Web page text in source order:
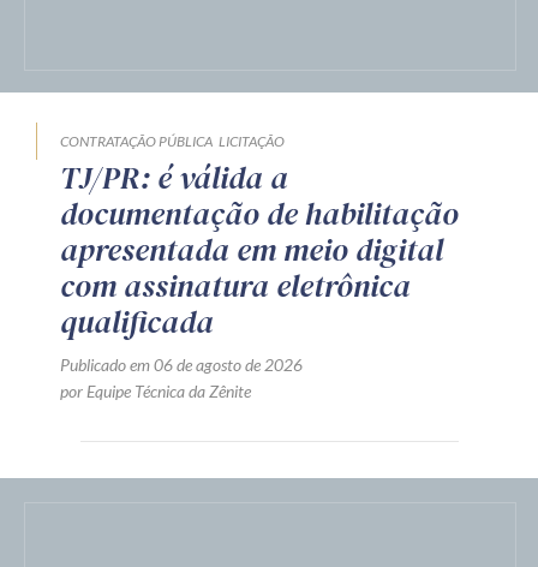
CONTRATAÇÃO PÚBLICA LICITAÇÃO
TJ/PR: é válida a
documentação de habilitação
apresentada em meio digital
com assinatura eletrônica
qualificada
Publicado em 06 de agosto de 2026
por Equipe Técnica da Zênite